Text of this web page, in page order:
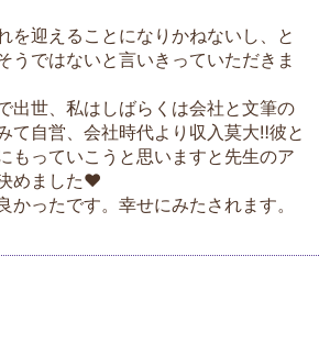
を迎えることになりかねないし、と
うではないと言いきっていただきま
出世、私はしばらくは会社と文筆の
て自営、会社時代より収入莫大‼️彼と
もっていこうと思いますと先生のア
めました❤️
かったです。幸せにみたされます。